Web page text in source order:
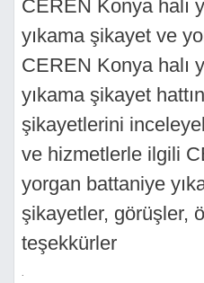
CEREN Konya halı
yıkama şikayet ve
CEREN Konya halı
yıkama şikayet
şikayetlerini
ve hizmetlerle ilgili
yorgan battaniye
şikayetler, görüşler,
teşekkürler
.